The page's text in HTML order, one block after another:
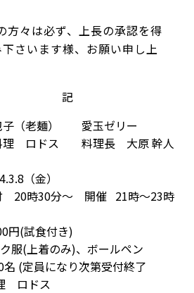
々は必ず、上長の承認を得
さいます様、お願い申し上
（老麺） 愛玉ゼリー
ロドス 料理長 大原 幹人
（金）
20時30分〜 開催 21時〜23時
(試食付き)
(上着のみ)、ボールペン
員になり次第受付終了
ロドス